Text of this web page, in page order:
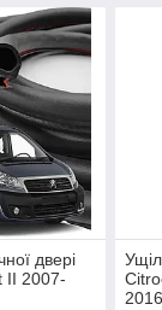
двері
II 2007-